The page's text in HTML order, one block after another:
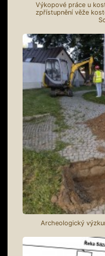
Výkopové práce u
zpřístupnění věže
Archeologický